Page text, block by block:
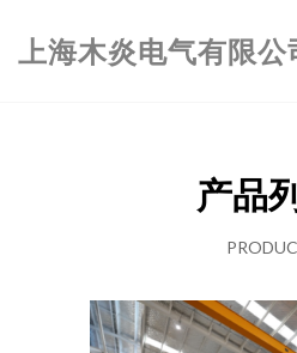
上海木炎电气有限公
产品